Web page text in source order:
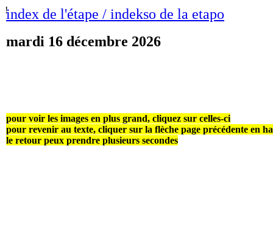
!index de l'étape / indekso de la etapo
mardi 16 décembre 2026
pour voir les images en plus grand, cliquez sur celles-ci
pour revenir au texte, cliquer sur la flèche page précédente en
le retour peux prendre plusieurs secondes